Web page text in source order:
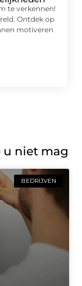
te verkennen!
Ontdek op
motiveren
u niet mag
BEDRIJVEN